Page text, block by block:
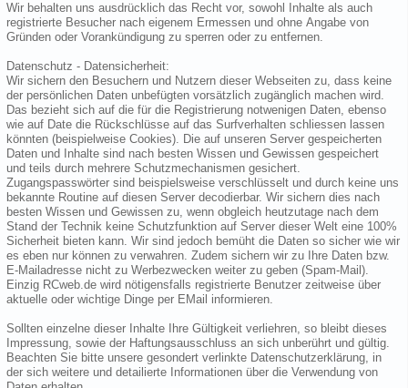
Wir behalten uns ausdrücklich das Recht vor, sowohl Inhalte als auch
registrierte Besucher nach eigenem Ermessen und ohne Angabe von
Gründen oder Vorankündigung zu sperren oder zu entfernen.
Datenschutz - Datensicherheit:
Wir sichern den Besuchern und Nutzern dieser Webseiten zu, dass keine
der persönlichen Daten unbefügten vorsätzlich zugänglich machen wird.
Das bezieht sich auf die für die Registrierung notwenigen Daten, ebenso
wie auf Date die Rückschlüsse auf das Surfverhalten schliessen lassen
könnten (beispielweise Cookies). Die auf unseren Server gespeicherten
Daten und Inhalte sind nach besten Wissen und Gewissen gespeichert
und teils durch mehrere Schutzmechanismen gesichert.
Zugangspasswörter sind beispielsweise verschlüsselt und durch keine uns
bekannte Routine auf diesen Server decodierbar. Wir sichern dies nach
besten Wissen und Gewissen zu, wenn obgleich heutzutage nach dem
Stand der Technik keine Schutzfunktion auf Server dieser Welt eine 100%
Sicherheit bieten kann. Wir sind jedoch bemüht die Daten so sicher wie wir
es eben nur können zu verwahren. Zudem sichern wir zu Ihre Daten bzw.
E-Mailadresse nicht zu Werbezwecken weiter zu geben (Spam-Mail).
Einzig RCweb.de wird nötigensfalls registrierte Benutzer zeitweise über
aktuelle oder wichtige Dinge per EMail informieren.
Sollten einzelne dieser Inhalte Ihre Gültigkeit verliehren, so bleibt dieses
Impressung, sowie der Haftungsausschluss an sich unberührt und gültig.
Beachten Sie bitte unsere gesondert verlinkte Datenschutzerklärung, in
der sich weitere und detailierte Informationen über die Verwendung von